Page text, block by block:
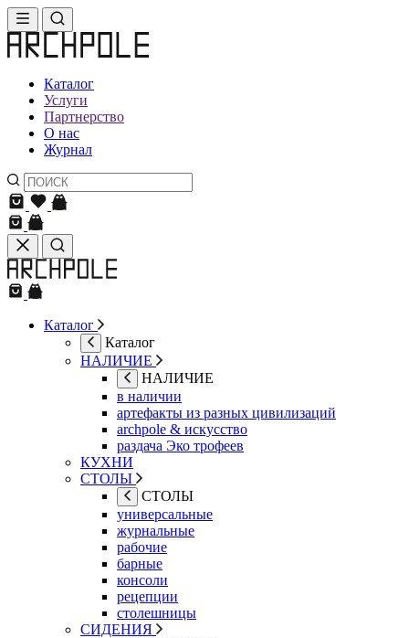
Каталог
Услуги
Партнерство
О нас
Журнал
Каталог
Каталог
НАЛИЧИЕ
НАЛИЧИЕ
в наличии
артефакты из разных цивилизаций
archpole & искусство
раздача Эко трофеев
КУХНИ
СТОЛЫ
СТОЛЫ
универсальные
журнальные
рабочие
барные
консоли
рецепции
столешницы
СИДЕНИЯ